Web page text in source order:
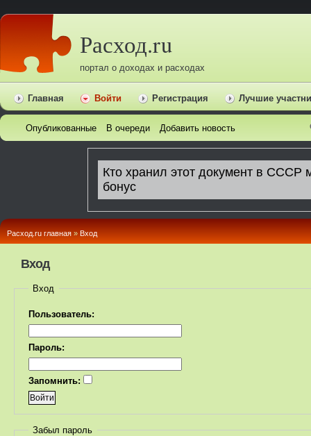
Расход.ru
портал о доходах и расходах
Главная Войти Регистрация Лучшие
Опубликованные В очереди Добавить новость
Расход.ru главная » Вход
Вход
Вход
Пользователь:
Пароль:
Запомнить:
Забыл пароль